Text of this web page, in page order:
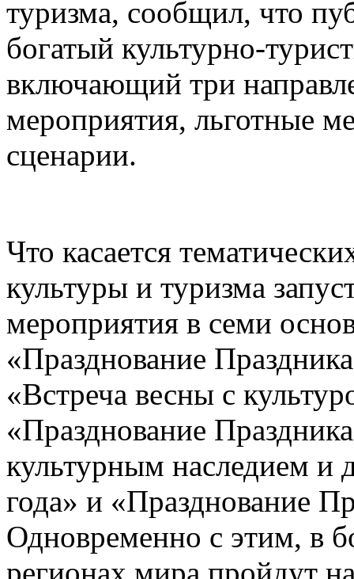
туризма, сообщил, что
богатый культурно-
включающий три
мероприятия, льготные
сценарии.
Что касается
культуры и туризма
мероприятия в семи
«Празднование
«Встреча весны с
«Празднование
культурным наследием и
года» и «Празднование
Одновременно с этим, в
регионах мира пройдут